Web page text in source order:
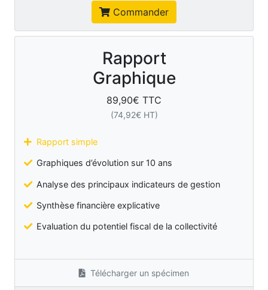
Commander
Rapport
Graphique
89,90€ TTC
(74,92€ HT)
Rapport simple
Graphiques d’évolution sur 10 ans
Analyse des principaux indicateurs de gestion
Synthèse financière explicative
Evaluation du potentiel fiscal de la collectivité
Télécharger un spécimen